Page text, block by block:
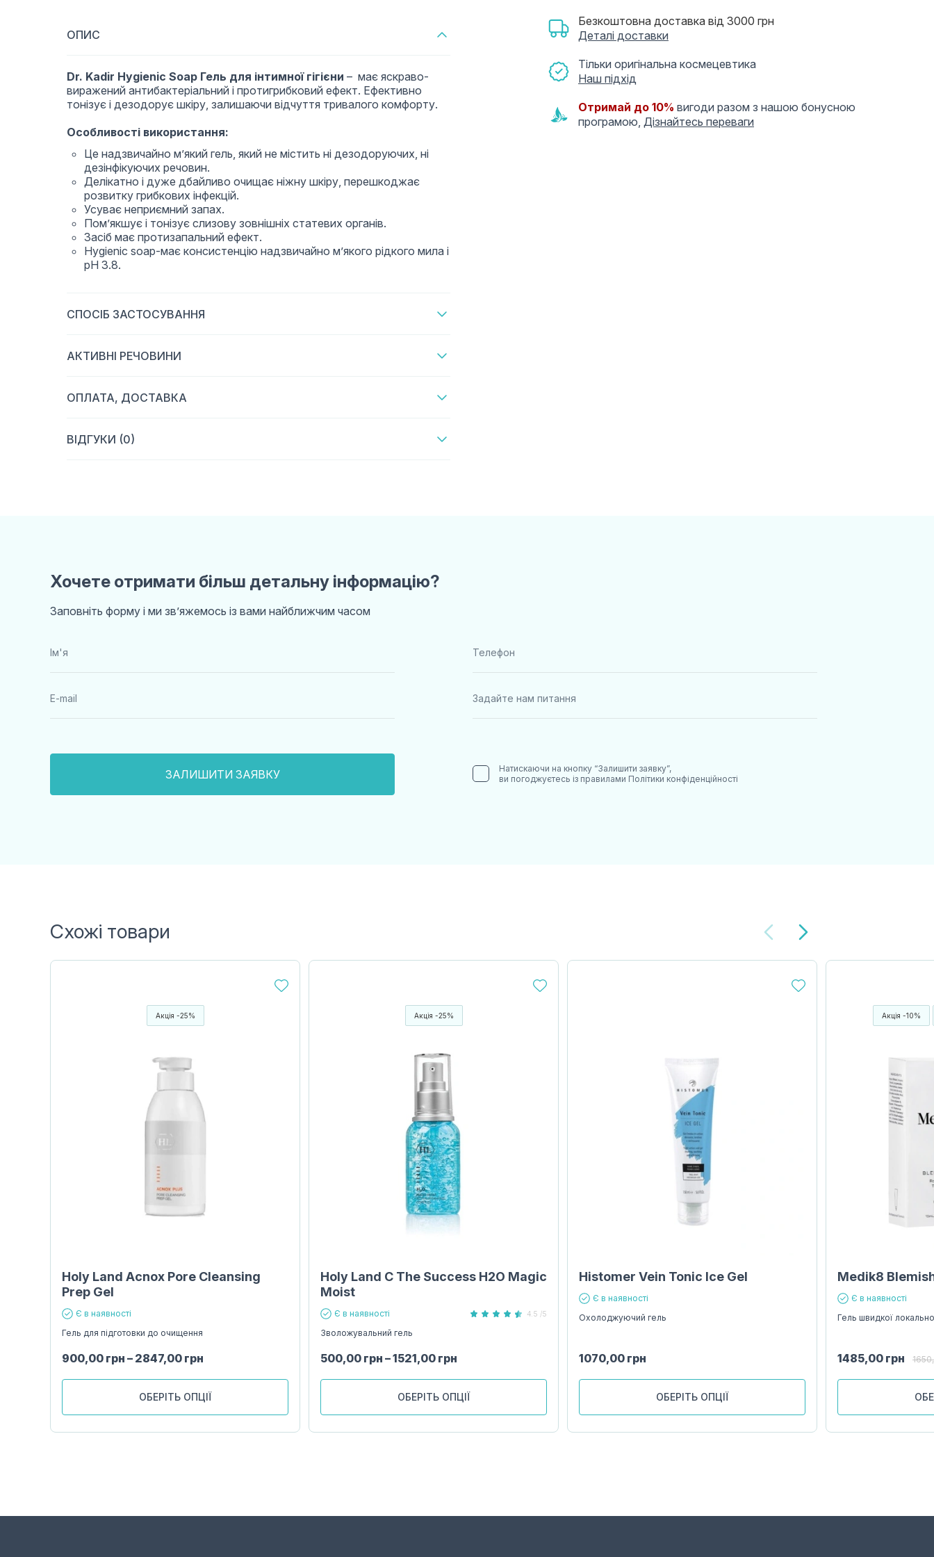
ОПИС
Dr. Kadir Hygienic Soap Гель для інтимної гігієни – має яскраво-
виражений антибактеріальний і протигрибковий ефект. Ефективно
тонізує і дезодорує шкіру, залишаючи відчуття тривалого комфорту.
Особливості використання:
Це надзвичайно м’який гель, який не містить ні дезодоруючих, ні
дезінфікуючих речовин.
Делікатно і дуже дбайливо очищає ніжну шкіру, перешкоджає
розвитку грибкових інфекцій.
Усуває неприємний запах.
Пом’якшує і тонізує слизову зовнішніх статевих органів.
Засіб має протизапальний ефект.
Hygienic soap-має консистенцію надзвичайно м’якого рідкого мила і
pH 3.8.
СПОСІБ ЗАСТОСУВАННЯ
АКТИВНІ РЕЧОВИНИ
ОПЛАТА, ДОСТАВКА
ВІДГУКИ (0)
Безкоштовна доставка від 3000 грн
Деталі доставки
Тільки оригінальна космецевтика
Наш підхід
Отримай до 10% вигоди разом з нашою бонусною
програмою, Дізнайтесь переваги
Хочете отримати більш детальну інформацію?
Заповніть форму і ми звʼяжемось із вами найближчим часом
Натискаючи на кнопку “Залишити заявку”,
ви погоджуєтесь із правилами Політики конфіденційності
Схожі товари
Акція -25%
Holy Land Acnox Pore Cleansing
Prep Gel
Є в наявності
Гель для підготовки до очищення
900,00 грн – 2847,00 грн
ОБЕРІТЬ ОПЦІЇ
Акція -25%
Holy Land С The Success H2O Magic
Moist
Є в наявності 4.5 /5
Зволожувальний гель
500,00 грн –1521,00 грн
ОБЕРІТЬ ОПЦІЇ
Histomer Vein Tonic Ice Gel
Є в наявності
Охолоджуючий гель
1070,00 грн
ОБЕРІТЬ ОПЦІЇ
Акція -10%
Medik8
Є в наявності
Гель швидкої
1485,00 грн